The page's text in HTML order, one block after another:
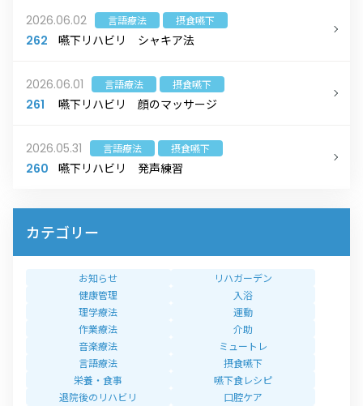
2026.06.02 言語療法 摂食嚥下
262 嚥下リハビリ シャキア法
2026.06.01 言語療法 摂食嚥下
261 嚥下リハビリ 顔のマッサージ
2026.05.31 言語療法 摂食嚥下
260 嚥下リハビリ 発声練習
カテゴリー
お知らせ
リハガーデン
健康管理
入浴
理学療法
運動
作業療法
介助
音楽療法
ミュートレ
言語療法
摂食嚥下
栄養・食事
嚥下食レシピ
退院後のリハビリ
口腔ケア